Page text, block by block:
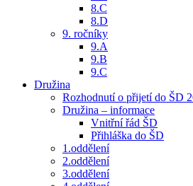
8.C
8.D
9. ročníky
9.A
9.B
9.C
Družina
Rozhodnutí o přijetí do ŠD
Družina – informace
Vnitřní řád ŠD
Přihláška do ŠD
1.oddělení
2.oddělení
3.oddělení